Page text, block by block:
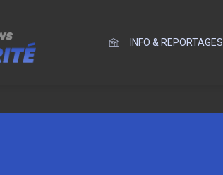
INFO & REPORTAGES